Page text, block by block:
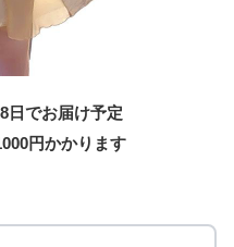
日でお届け予定
円かかります